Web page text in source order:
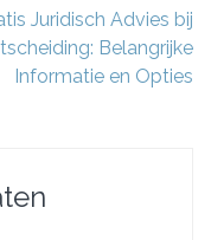
Juridisch Advies bij
Belangrijke
Informatie en Opties